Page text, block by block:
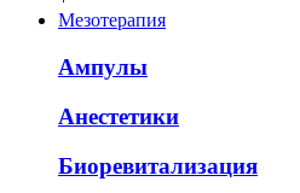
Мезотерапия
Ампулы
Анестетики
Биоревитализация